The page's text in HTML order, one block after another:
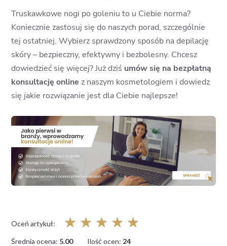
Truskawkowe nogi po goleniu to u Ciebie norma?
Koniecznie zastosuj się do naszych porad, szczególnie
tej ostatniej. Wybierz sprawdzony sposób na depilację
skóry – bezpieczny, efektywny i bezbolesny. Chcesz
dowiedzieć się więcej? Już dziś umów się na bezpłatną
konsultację online z naszym kosmetologiem i dowiedz
się jakie rozwiązanie jest dla Ciebie najlepsze!
Oceń artykuł: ☆ ☆ ☆ ☆ ☆
Średnia ocena: 5.00 Ilość ocen: 24